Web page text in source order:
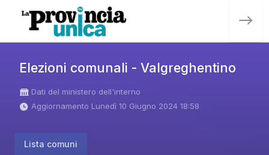
Elezioni comunali - Valgreghentino
Dati del ministero dell'interno
Aggiornamento Lunedì 10 Giugno 2024 18:58
Lista comuni